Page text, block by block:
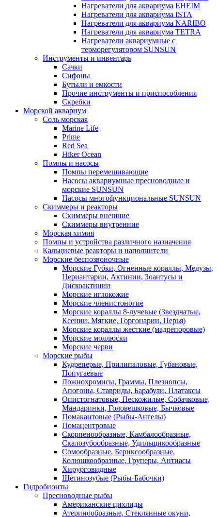
Нагреватели для аквариума EHEIM
Нагреватели для аквариума ISTA
Нагреватели для аквариума NARIBO
Нагреватели для аквариума TETRA
Нагреватели аквариумные с
терморегулятором SUNSUN
Инструменты и инвентарь
Сачки
Сифоны
Бутыли и емкости
Прочие инструменты и приспособления
Скребки
Морской аквариум
Соль морская
Marine Life
Prime
Red Sea
Hiker Ocean
Помпы и насосы
Помпы перемешивающие
Насосы аквариумные пресноводные и
морские SUNSUN
Насосы многофункциональные SUNSUN
Скиммеры и реакторы
Скиммеры внешние
Скиммеры внутренние
Морская химия
Помпы и устройства различного назначения
Кальциевые реакторы и наполнители
Морские беспозвоночные
Морские Губки, Огненные кораллы, Медузы,
Цериантарии, Актинии, Зоантусы и
Дискоактинии
Морские иглокожие
Морские членистоногие
Морские кораллы 8-лучевые (Звездчатые,
Ксении, Мягкие, Горгонарии, Перья)
Морские кораллы жесткие (мадрепоровые)
Морские моллюски
Морские черви
Морские рыбы
Кудреперые, Прилипаловые, Губановые,
Попугаевые
Ложнохромисы, Граммы, Плезиопсы,
Апогоны, Ставриды, Барабули, Платаксы
Опистогнатовые, Пескожилые, Собачковые,
Мандаринки, Головешковые, Бычковые
Помакантовые (Рыбы-Ангелы)
Помацентровые
Скорпенообразные, Камбалообразные,
Скалозубообразные, Удильщикообразные
Сомообразные, Бериксообразные,
Колюшкообразные, Груперы, Антиасы
Хирурговидные
Щетинозубые (Рыбы-Бабочки)
Гидробионты
Пресноводные рыбы
Американские цихлиды
Атеринообразные, Стеклянные окуни,